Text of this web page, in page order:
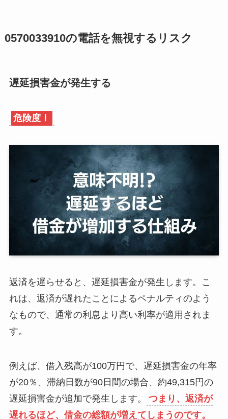
0570033910の電話を無視するリスク
遅延損害金が発生する
危険度Ⅰ
返済を遅らせると、遅延損害金が発生します。こ
れは、返済が遅れたことによるペナルティのよう
なもので、通常の利息より高い利率が適用されま
す。
例えば、借入残高が100万円で、遅延損害金の年率
が20％、滞納日数が90日間の場合、約49,315円の
遅延損害金が追加で発生します。
つまり、返済が
遅れるほど、借金の総額が増えてしまうのです。